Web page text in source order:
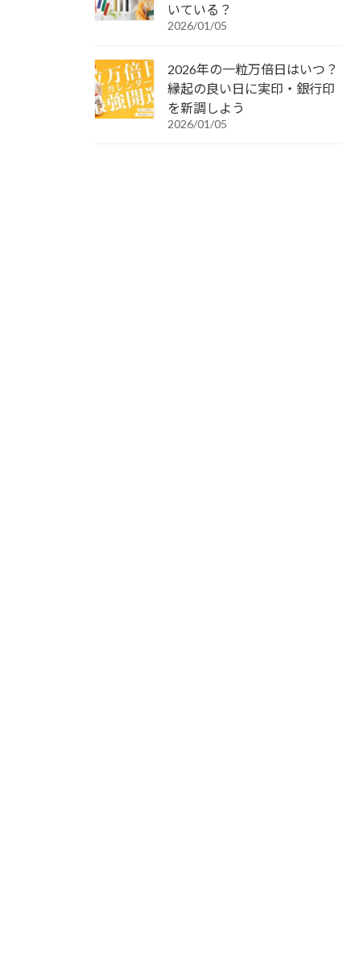
いている？
2026/01/05
2026年の一粒万倍日はいつ？
縁起の良い日に実印・銀行印
を新調しよう
2026/01/05